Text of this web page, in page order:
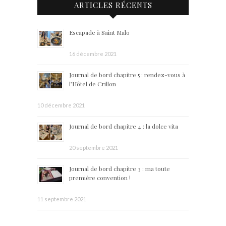
ARTICLES RÉCENTS
Escapade à Saint Malo
16 décembre 2021
Journal de bord chapitre 5 : rendez-vous à
l’Hôtel de Crillon
10 décembre 2021
Journal de bord chapitre 4 : la dolce vita
20 septembre 2021
Journal de bord chapitre 3 : ma toute
première convention !
11 septembre 2021